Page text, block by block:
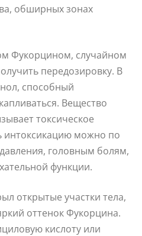
обширных зонах
Фукорцином, случайном
передозировку. В
способный
Вещество
токсическое
интоксикацию можно по
головным болям,
функции.
открытые участки тела,
оттенок Фукорцина.
кислоту или